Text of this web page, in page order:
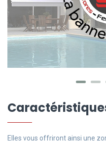
Elles vous offriront ainsi une